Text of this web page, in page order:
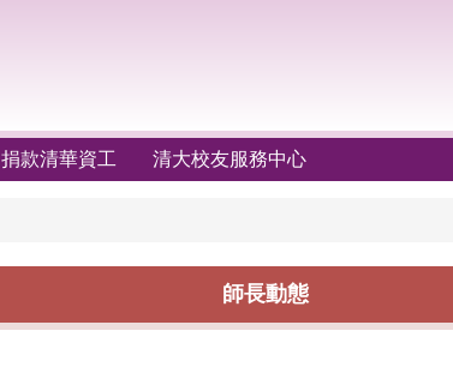
捐款清華資工 清大校友服務中心
師長動態